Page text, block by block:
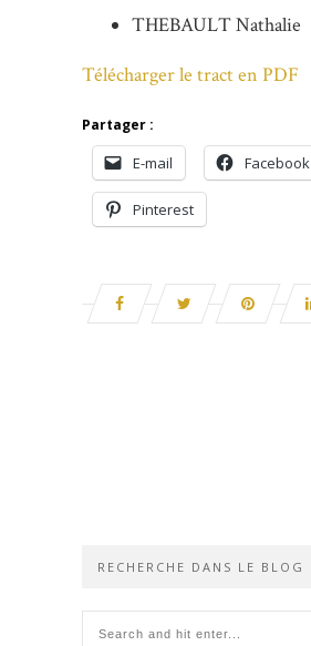
THEBAULT Nathalie
Télécharger le tract en PDF
Partager :
E-mail Facebook
Pinterest
RECHERCHE DANS LE BLOG